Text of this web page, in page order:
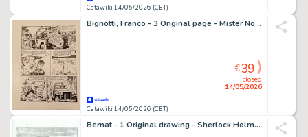
Catawiki 14/05/2026 (CET)
Bignotti, Franco - 3 Original page - Mister No - n. 182 " Tempesta sul Kenia" - 1990
Catawiki 14/05/2026 (CET)
closed
14/05/2026
€39
Bernat - 1 Original drawing - Sherlock Holmes - The Legend